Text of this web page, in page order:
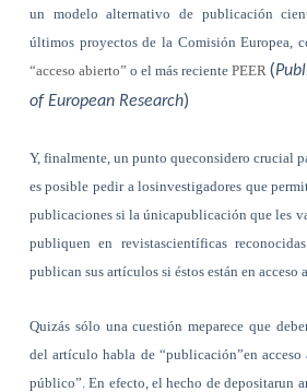
un modelo alternativo de publicación
últimos proyectos de la Comisión Europea,
“acceso abierto” o el más recientePEER (
of European Research)
Y, finalmente, un punto queconsidero crucial
es posible pedir a losinvestigadores que
publicaciones si la únicapublicación que les
publiquen en revistascientíficas reconocidas
publican sus artículos si éstos están en acceso
Quizás sólo una cuestión meparece que
del artículo habla de “publicación”en
público”. En efecto, el hecho de depositarun